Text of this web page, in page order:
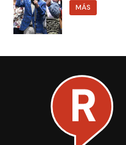
MÁS